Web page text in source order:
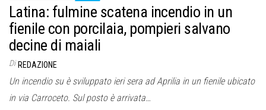
Latina: fulmine scatena incendio in un
fienile con porcilaia, pompieri salvano
decine di maiali
Di REDAZIONE
Un incendio su è sviluppato ieri sera ad Aprilia in un fienile ubicato
in via Carroceto. Sul posto è arrivata…